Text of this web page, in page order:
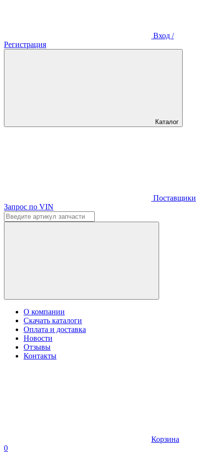
Вход /
Регистрация
Каталог
Поставщики
Запрос по VIN
О компании
Скачать каталоги
Оплата и доставка
Новости
Отзывы
Контакты
Корзина
0